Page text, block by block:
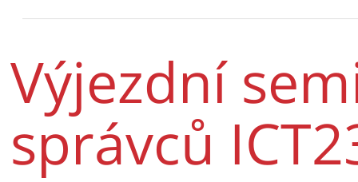
Výjezdní
správců